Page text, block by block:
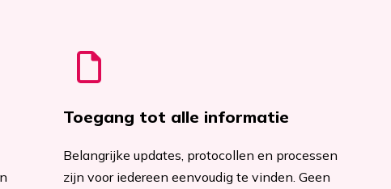
Toegang tot alle informatie
Belangrijke updates, protocollen en processen
zijn voor iedereen eenvoudig te vinden. Geen